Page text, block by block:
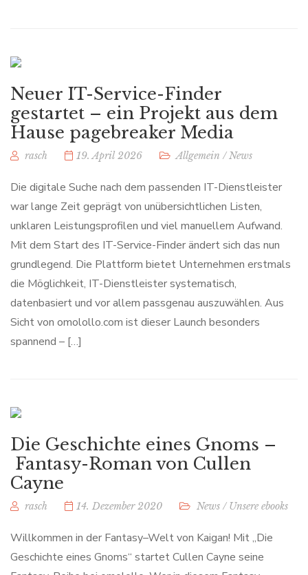
Neuer IT-Service-Finder
gestartet – ein Projekt aus dem
Hause pagebreaker Media
rasch 19. April 2026 Allgemein /News
Die digitale Suche nach dem passenden IT-Dienstleister
war lange Zeit geprägt von unübersichtlichen Listen,
unklaren Leistungsprofilen und viel manuellem Aufwand.
Mit dem Start des IT-Service-Finder ändert sich das nun
grundlegend. Die Plattform bietet Unternehmen erstmals
die Möglichkeit, IT-Dienstleister systematisch,
datenbasiert und vor allem passgenau auszuwählen. Aus
Sicht von omolollo.com ist dieser Launch besonders
spannend – […]
Die Geschichte eines Gnoms –
Fantasy-Roman von Cullen
Cayne
rasch 14. Dezember 2020 News / Unsere ebooks
Willkommen in der Fantasy–Welt von Kaigan! Mit „Die
Geschichte eines Gnoms“ startet Cullen Cayne seine